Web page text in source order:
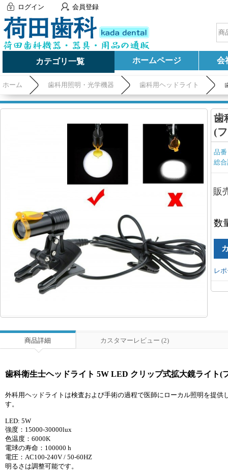
ログイン 会員登録
カテゴリ一覧 ホームページ 会
ホーム 歯科用照明・光学機器 歯科用ヘッドライト
歯
(
品
総
販
数
レ
商品詳細 カスタマーレビュー (2)
歯科衛生士ヘッドライト 5W LED クリップ式拡大鏡ライト(
外科用ヘッドライトは検査および手術の過程で医師にローカル照明を提
す。
LED: 5W
強度：15000-30000lux
色温度：6000K
電球の寿命：100000 h
電圧：AC100-240V / 50-60HZ
明るさは調整可能です。